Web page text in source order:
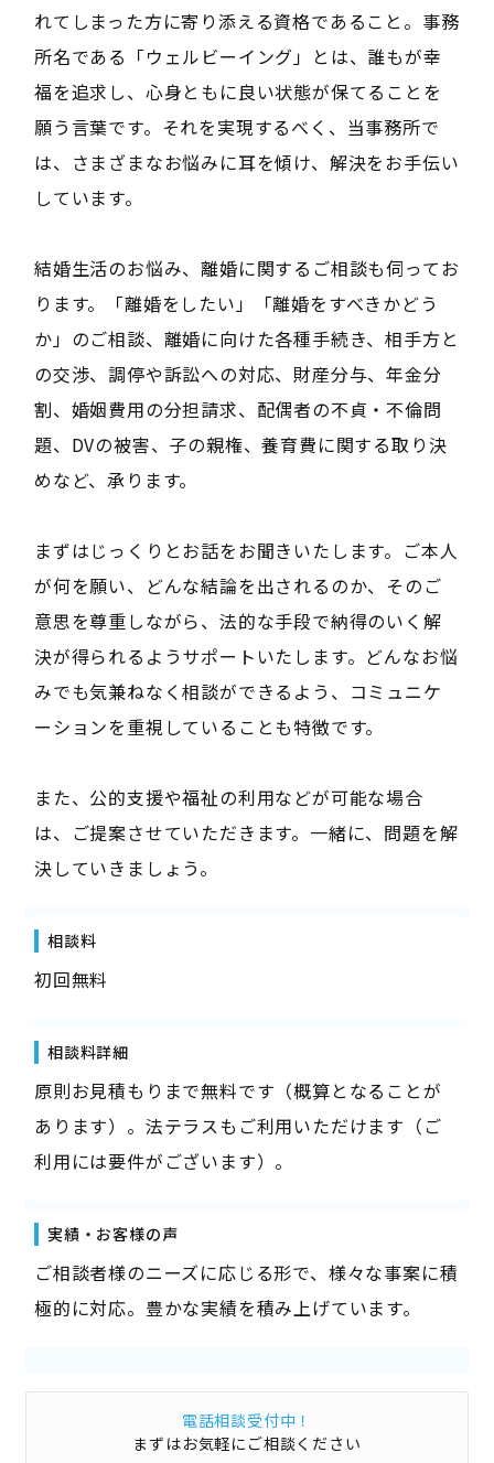
れてしまった方に寄り添える資格であること。事務
所名である「ウェルビーイング」とは、誰もが幸
福を追求し、心身ともに良い状態が保てることを
願う言葉です。それを実現するべく、当事務所で
は、さまざまなお悩みに耳を傾け、解決をお手伝い
しています。
結婚生活のお悩み、離婚に関するご相談も伺ってお
ります。「離婚をしたい」「離婚をすべきかどう
か」のご相談、離婚に向けた各種手続き、相手方と
の交渉、調停や訴訟への対応、財産分与、年金分
割、婚姻費用の分担請求、配偶者の不貞・不倫問
題、DVの被害、子の親権、養育費に関する取り決
めなど、承ります。
まずはじっくりとお話をお聞きいたします。ご本人
が何を願い、どんな結論を出されるのか、そのご
意思を尊重しながら、法的な手段で納得のいく解
決が得られるようサポートいたします。どんなお悩
みでも気兼ねなく相談ができるよう、コミュニケ
ーションを重視していることも特徴です。
また、公的支援や福祉の利用などが可能な場合
は、ご提案させていただきます。一緒に、問題を解
決していきましょう。
相談料
初回無料
相談料詳細
原則お見積もりまで無料です（概算となることが
あります）。法テラスもご利用いただけます（ご
利用には要件がございます）。
実績・お客様の声
ご相談者様のニーズに応じる形で、様々な事案に積
極的に対応。豊かな実績を積み上げています。
電話相談受付中！
まずはお気軽にご相談ください